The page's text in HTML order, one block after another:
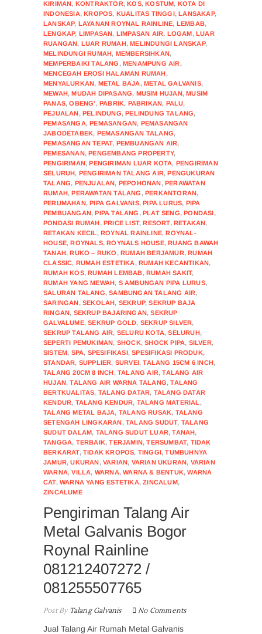
KIRIMAN, KONTRAKTOR,KOS,KOSTUM, KOTA DI
INDONESIA,KROPOS, KUALITAS TINGGI,LANSAKAP,
LANSKAP, LAYANAN ROYNAL RAINLINE, LEMBAB,
LENGKAP, LIMPASAN, LIMPASAN AIR, LOGAM,LUAR
RUANGAN, LUAR RUMAH,MELINDUNGI LANSKAP,
MELINDUNGI RUMAH, MEMBERSIHKAN,
MEMPERBAIKI TALANG ,MENAMPUNG AIR,
MENCEGAH EROSI HALAMAN RUMAH,
MENYALURKAN, METAL BAJA,METAL GALVANIS,
MEWAH,MUDAH DIPASANG, MUSIM HUJAN,MUSIM
PANAS,OBENG' ,PABRIK, PABRIKAN, PALU,
PEJUALAN,PELINDUNG,PELINDUNG TALANG,
PEMASANGA,PEMASANGAN, PEMASANGAN
JABODETABEK, PEMASANGAN TALANG,
PEMASANGAN TEPAT, PEMBUANGAN AIR,
PEMESANAN,PENGEMBANG PROPERTY,
PENGIRIMAN,PENGIRIMAN LUAR KOTA, PENGIRIMAN
SELURUH, PENGIRIMAN TALANG AIR,PENGUKURAN
TALANG, PENJUALAN, PEPOHONAN,PERAWATAN
RUMAH,PERAWATAN TALANG ,PERKANTORAN,
PERUMAHAN,PIPA GALVANIS,PIPA LURUS, PIPA
PEMBUANGAN,PIPA TALANG ,PLAT SENG,PONDASI,
PONDASI RUMAH,PRICE LIST,RESORT,RETAKAN,
RETAKAN KECIL ,ROYNAL RAINLINE,ROYNAL-
HOUSE,ROYNALS,ROYNALS HOUSE,RUANG BAWAH
TANAH,RUKO – RUKO ,RUMAH BERJAMUR,RUMAH
CLASSIC, RUMAH ESTETIKA,RUMAH KECANTIKAN,
RUMAH KOS,RUMAH LEMBAB,RUMAH SAKIT,
RUMAH YANG MEWAH, S AMBUNGAN PIPA LURUS,
SALURAN TALANG,SAMBUNGAN TALANG AIR,
SARINGAN,SEKOLAH, SEKRUP,SEKRUP BAJA
RINGAN, SEKRUP BAJARINGAN,SEKRUP
GALVALUME,SEKRUP GOLD, SEKRUP SILVER,
SEKRUP TALANG AIR, SELURU KOTA,SELURUH,
SEPERTI PEMUKIMAN, SHOCK,SHOCK PIPA, SILVER,
SISTEM, SPA, SPESIFIKASI,SPESIFIKASI PRODUK,
STANDAR, SUPPLIER, SURVEI,TALANG 15CM 6 INCH,
TALANG 20CM 8 INCH,TALANG AIR,TALANG AIR
HUJAN,TALANG AIR WARNA TALANG,TALANG
BERTKUALITAS, TALANG DATAR, TALANG DATAR
KENDUR, TALANG KENDUR, TALANG MATERIAL ,
TALANG METAL BAJA, TALANG RUSAK, TALANG
SETENGAH LINGKARAN,TALANG SUDUT, TALANG
SUDUT DALAM, TALANG SUDUT LUAR,TANAH,
TANGGA, TERBAIK,TERJAMIN,TERSUMBAT, TIDAK
BERKARAT,TIDAK KROPOS, TINGGI,TUMBUHNYA
JAMUR,UKURAN,VARIAN, VARIAN UKURAN, VARIAN
WARNA,VILLA, WARNA,WARNA & BENTUK,WARNA
CAT,WARNA YANG ESTETIKA,ZINCALUM,
ZINCALUME
Pengiriman Talang Air
Metal Galvanis Bogor
Roynal Rainline
081212407272 /
081255507765
Post ByTalang Galvanis No Comments
Jual Talang Air Rumah Metal Galvanis